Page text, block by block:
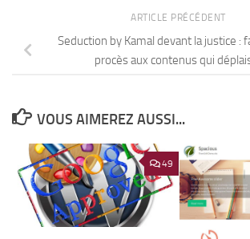
ARTICLE PRÉCÉDENT
Seduction by Kamal devant la justice :
procès aux contenus qui
VOUS AIMEREZ AUSSI...
49